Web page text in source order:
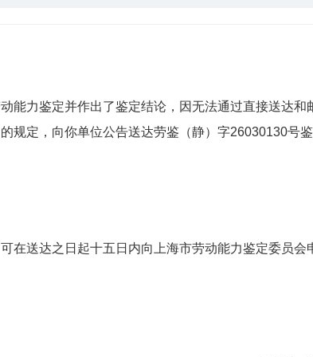
力鉴定并作出了鉴定结论，因无法通过直接送达和
规定，向你单位公告送达劳鉴（静）字26030130号
送达之日起十五日内向上海市劳动能力鉴定委员会